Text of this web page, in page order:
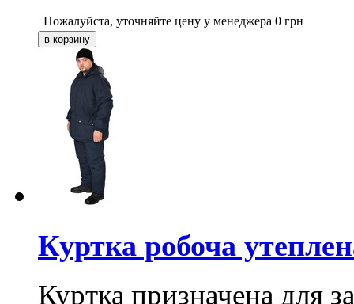
Пожалуйста, уточняйте цену у менеджера 0 грн
Куртка робоча
Куртка призначена для